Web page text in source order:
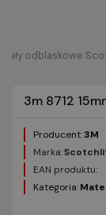
odblaskowe
3m 8712
Producent:3M
Marka:
EAN produktu:
Kategoria: